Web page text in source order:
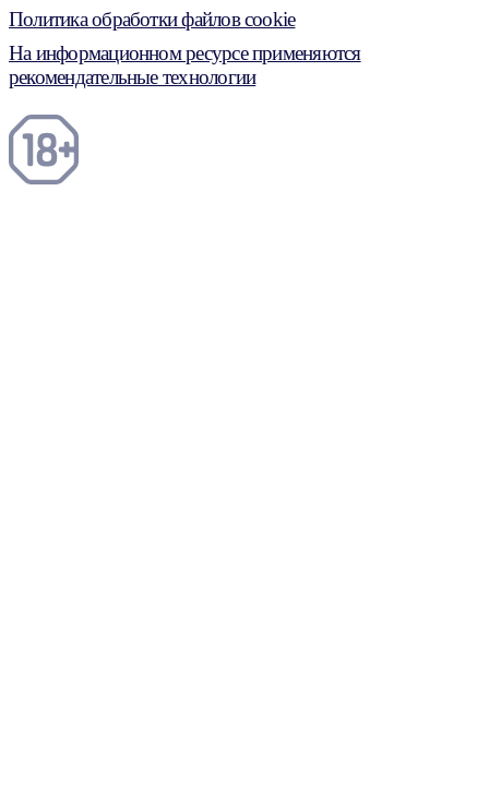
Политика обработки файлов cookie
На информационном ресурсе применяются
рекомендательные технологии